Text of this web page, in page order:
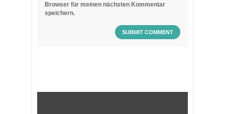
Browser für meinen nächsten Kommentar
speichern.